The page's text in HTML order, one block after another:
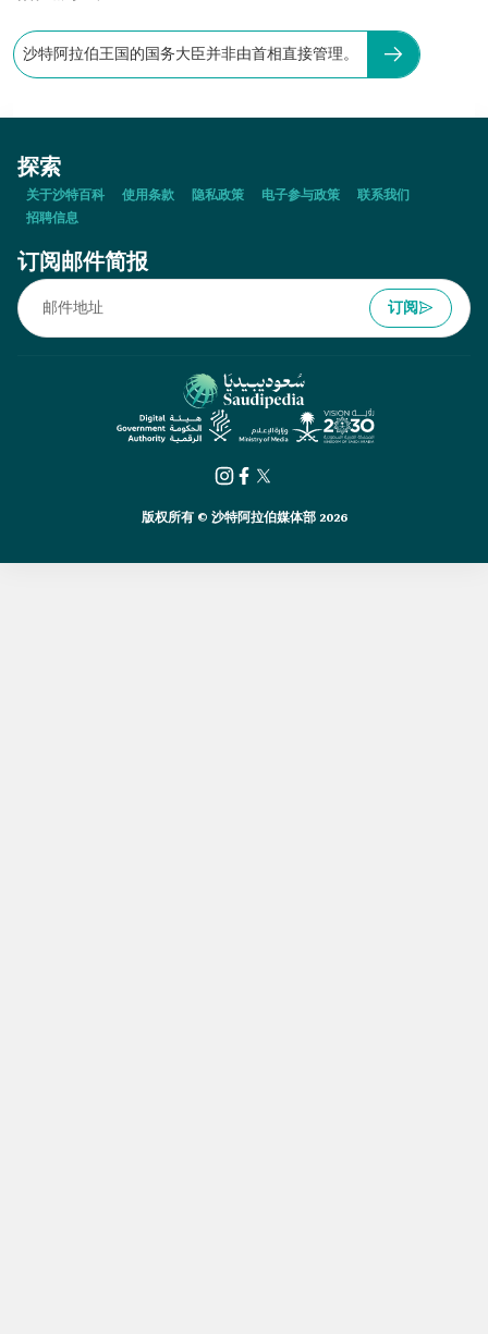
沙特阿拉伯王国的国务大臣并非由首相直接管理。
探索
关于沙特百科 使用条款 隐私政策 电子参与政策
联系我们
招聘信息
订阅邮件简报
订阅
版权所有 © 沙特阿拉伯媒体部 2026